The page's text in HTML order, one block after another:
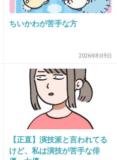
ＶＥ
ィー。
ちいかわが苦手な方
2026年8月9日
【正直】演技派と言われてる
けど、私は演技が苦手な俳